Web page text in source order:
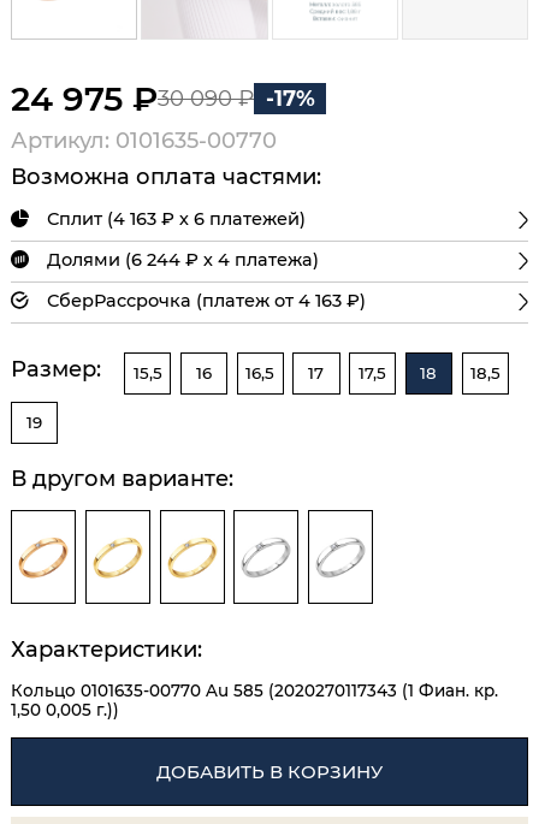
24 975 ₽30 090 ₽ -17%
Артикул: 0101635-00770
Возможна оплата частями:
Сплит (4 163 ₽ х 6 платежей)
Долями (6 244 ₽ х 4 платежа)
СберРассрочка (платеж от 4 163 ₽)
Размер: 15,5 16 16,5 17 17,5 18 18,5
19
В другом варианте:
Характеристики:
Кольцо 0101635-00770 Au 585 (2020270117343 (1 Фиан. кр.
1,50 0,005 г.))
ДОБАВИТЬ В КОРЗИНУ